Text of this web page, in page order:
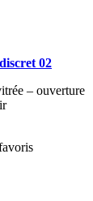
02
– ouverture